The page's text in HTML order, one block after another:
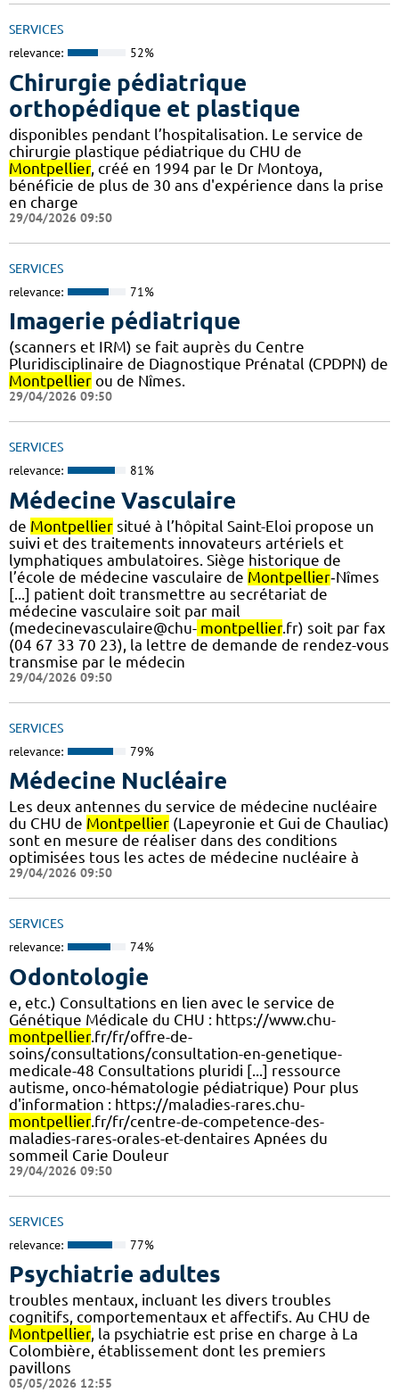
SERVICES
relevance: 52%
Chirurgie pédiatrique
orthopédique et plastique
disponibles pendant l’hospitalisation. Le service de
chirurgie plastique pédiatrique du CHU de
Montpellier, créé en 1994 par le Dr Montoya,
bénéficie de plus de 30 ans d'expérience dans la prise
en charge
29/04/2026 09:50
SERVICES
relevance: 71%
Imagerie pédiatrique
(scanners et IRM) se fait auprès du Centre
Pluridisciplinaire de Diagnostique Prénatal (CPDPN) de
Montpellier ou de Nîmes.
29/04/2026 09:50
SERVICES
relevance: 81%
Médecine Vasculaire
de Montpellier situé à l’hôpital Saint-Eloi propose un
suivi et des traitements innovateurs artériels et
lymphatiques ambulatoires. Siège historique de
l’école de médecine vasculaire de Montpellier‐Nîmes
[...] patient doit transmettre au secrétariat de
médecine vasculaire soit par mail
(medecinevasculaire@chu- montpellier.fr) soit par fax
(04 67 33 70 23), la lettre de demande de rendez-vous
transmise par le médecin
29/04/2026 09:50
SERVICES
relevance: 79%
Médecine Nucléaire
Les deux antennes du service de médecine nucléaire
du CHU de Montpellier (Lapeyronie et Gui de Chauliac)
sont en mesure de réaliser dans des conditions
optimisées tous les actes de médecine nucléaire à
29/04/2026 09:50
SERVICES
relevance: 74%
Odontologie
e, etc.) Consultations en lien avec le service de
Génétique Médicale du CHU : https://www.chu-
montpellier.fr/fr/offre-de-
soins/consultations/consultation-en-genetique-
medicale-48 Consultations pluridi [...] ressource
autisme, onco-hématologie pédiatrique) Pour plus
d'information : https://maladies-rares.chu-
montpellier.fr/fr/centre-de-competence-des-
maladies-rares-orales-et-dentaires Apnées du
sommeil Carie Douleur
29/04/2026 09:50
SERVICES
relevance: 77%
Psychiatrie adultes
troubles mentaux, incluant les divers troubles
cognitifs, comportementaux et affectifs. Au CHU de
Montpellier, la psychiatrie est prise en charge à La
Colombière, établissement dont les premiers
pavillons
05/05/2026 12:55